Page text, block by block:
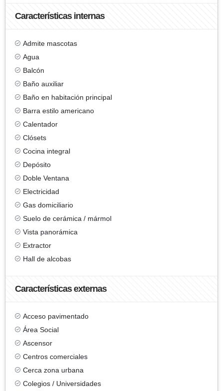
Características internas
Admite mascotas
Agua
Balcón
Baño auxiliar
Baño en habitación principal
Barra estilo americano
Calentador
Clósets
Cocina integral
Depósito
Doble Ventana
Electricidad
Gas domiciliario
Suelo de cerámica / mármol
Vista panorámica
Extractor
Hall de alcobas
Características externas
Acceso pavimentado
Área Social
Ascensor
Centros comerciales
Cerca zona urbana
Colegios / Universidades